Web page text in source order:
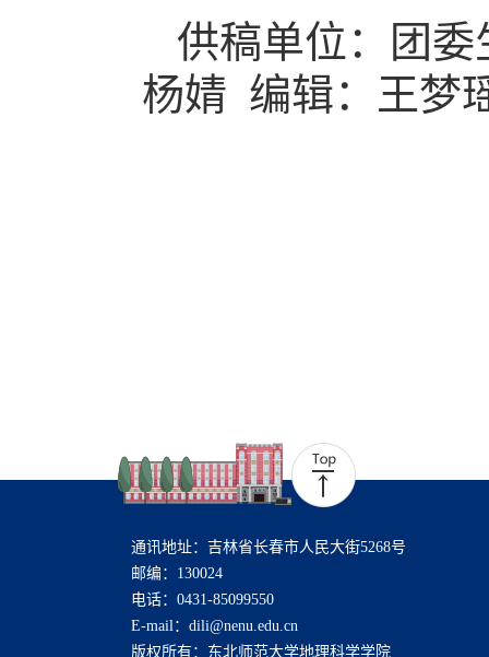
供稿单位：团
杨婧 编辑：王梦
通讯地址：吉林省长春市人民大街5268号
邮编：130024
电话：0431-85099550
E-mail：dili@nenu.edu.cn
版权所有：东北师范大学地理科学学院